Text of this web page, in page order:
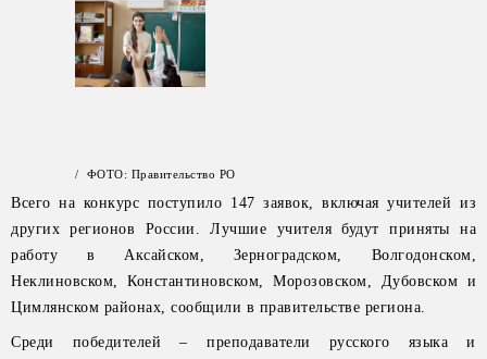
/ ФОТО: Правительство РО
Всего на конкурс поступило 147 заявок, включая учителей из
других регионов России. Лучшие учителя будут приняты на
работу в Аксайском, Зерноградском, Волгодонском,
Неклиновском, Константиновском, Морозовском, Дубовском и
Цимлянском районах, сообщили в правительстве региона.
Среди победителей – преподаватели русского языка и